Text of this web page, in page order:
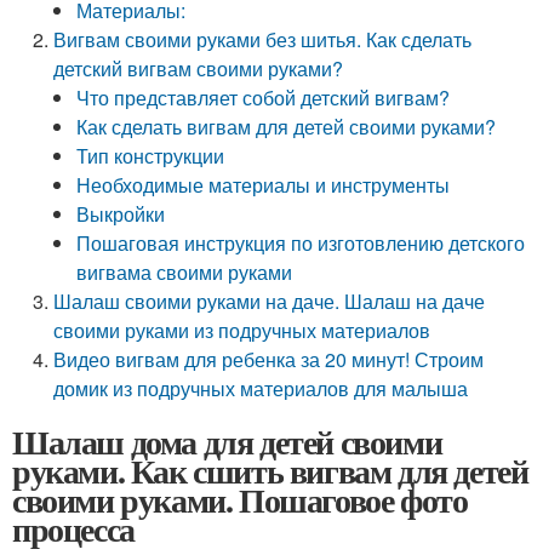
Материалы:
Вигвам своими руками без шитья. Как сделать
детский вигвам своими руками?
Что представляет собой детский вигвам?
Как сделать вигвам для детей своими руками?
Тип конструкции
Необходимые материалы и инструменты
Выкройки
Пошаговая инструкция по изготовлению детского
вигвама своими руками
Шалаш своими руками на даче. Шалаш на даче
своими руками из подручных материалов
Видео вигвам для ребенка за 20 минут! Строим
домик из подручных материалов для малыша
Шалаш дома для детей своими
руками. Как сшить вигвам для детей
своими руками. Пошаговое фото
процесса